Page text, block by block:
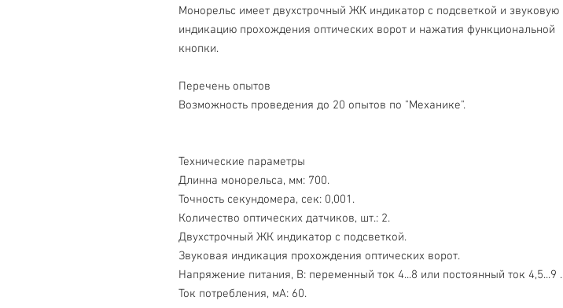
Монорельс имеет двухстрочный ЖК индикатор с подсветкой и звуковую
индикацию прохождения оптических ворот и нажатия функциональной
кнопки.
Перечень опытов
Возможность проведения до 20 опытов по "Механике".
Технические параметры
Длинна монорельса, мм: 700.
Точность секундомера, сек: 0,001.
Количество оптических датчиков, шт.: 2.
Двухстрочный ЖК индикатор с подсветкой.
Звуковая индикация прохождения оптических ворот.
Напряжение питания, В: переменный ток 4...8 или постоянный ток 4,5...9 .
Ток потребления, мА: 60.